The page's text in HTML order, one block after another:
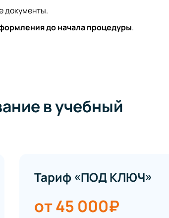
документы.
до начала процедуры.
в учебный
Тариф «ПОД КЛЮЧ»
от 45 000₽